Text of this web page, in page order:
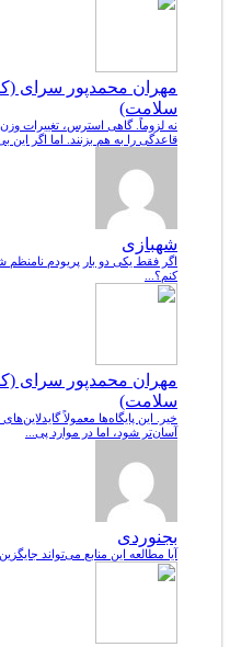
مهران محمدپور سرای
سلامت)
نه لزوماً. گاهی استرس، تغییرات
قاعدگی را به هم بزنند. اما اگر این
شهبازی
اگر فقط یکی دو بار پریودم
کنم؟...
مهران محمدپور سرای
سلامت)
خیر. این پایگاه‌ها معمولاً
آسان‌تر شود، اما در موارد پی...
بجنوردی
آیا مطالعه این منابع می‌تواند